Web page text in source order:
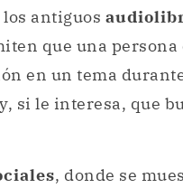
antiguos
que una persona
en un tema
si le interesa, que
, donde se